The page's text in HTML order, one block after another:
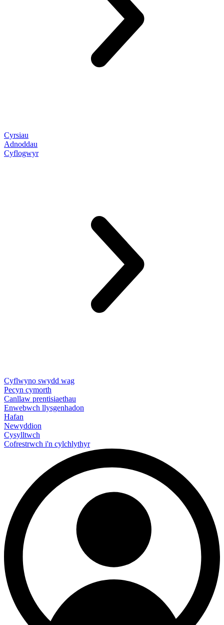
Cyrsiau
Adnoddau
Cyflogwyr
Cyflwyno swydd wag
Pecyn cymorth
Canllaw prentisiaethau
Enwebwch llysgenhadon
Hafan
Newyddion
Cysylltwch
Cofrestrwch i'n cylchlythyr